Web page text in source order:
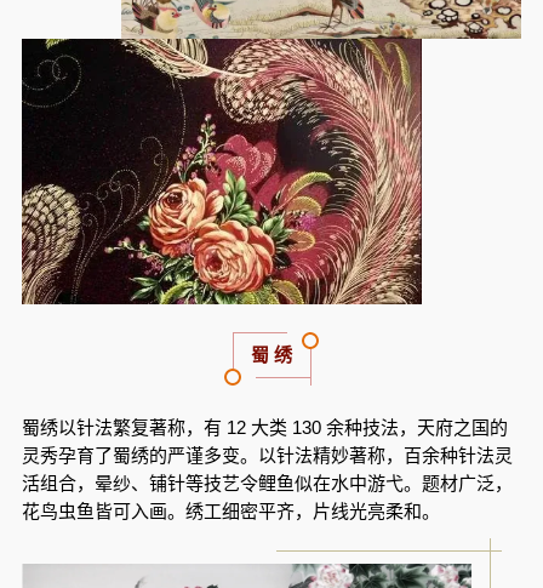
蜀 绣
蜀绣以针法繁复著称，有 12 大类 130 余种技法， 天府之国的
灵秀孕育了蜀绣的严谨多变。以针法精妙著称，百余种针法灵
活组合，晕纱、铺针等技艺令鲤鱼似在水中游弋。题材广泛，
花鸟虫鱼皆可入画。绣工细密平齐，片线光亮柔和。